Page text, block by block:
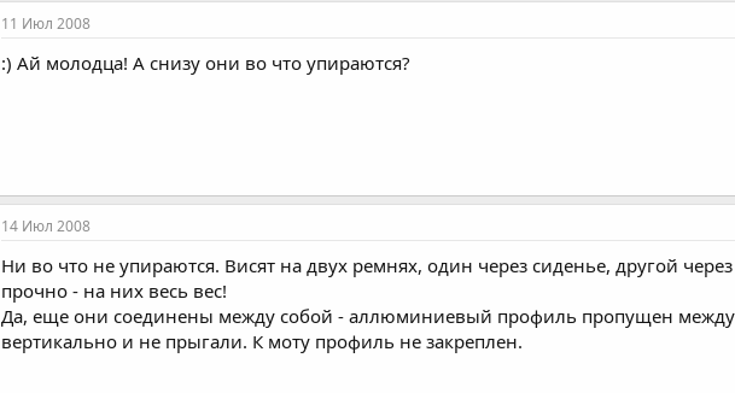
11 Июл 2008
:) Ай молодца! А снизу они во что упираются?
14 Июл 2008
Ни во что не упираются. Висят на двух ремнях, один через сиденье, другой
прочно - на них весь вес!
Да, еще они соединены между собой - аллюминиевый профиль пропущен
вертикально и не прыгали. К моту профиль не закреплен.